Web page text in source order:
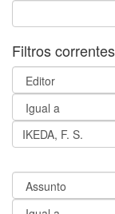
Filtros